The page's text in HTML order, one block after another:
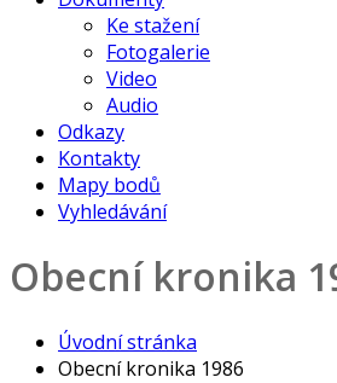
Ke stažení
Fotogalerie
Video
Audio
Odkazy
Kontakty
Mapy bodů
Vyhledávání
Obecní kronika
Úvodní stránka
Obecní kronika 1986